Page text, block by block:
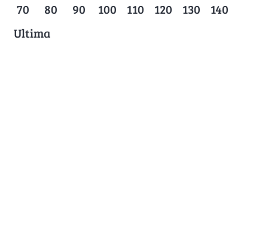
70
80 90 100 110 120 130
140
Ultima